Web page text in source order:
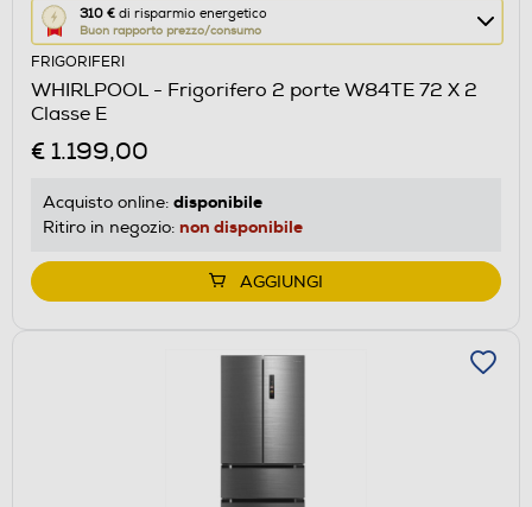
310 € di risparmio energetico
Buon rapporto prezzo/consumo
Questa
azione
aprirà
il
Calcolatore
di
energetico
Youreko.
FRIGORIFERI
WHIRLPOOL - Frigorifero 2 porte W84TE 72 X 2
Classe E
€ 1.199,00
Acquisto online: disponibile
Ritiro in negozio: non disponibile
AGGIUNGI